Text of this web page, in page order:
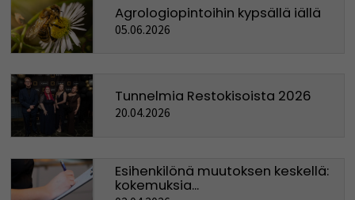
Agrologiopintoihin kypsällä iällä
05.06.2026
Tunnelmia Restokisoista 2026
20.04.2026
Esihenkilönä muutoksen keskellä:
kokemuksia...